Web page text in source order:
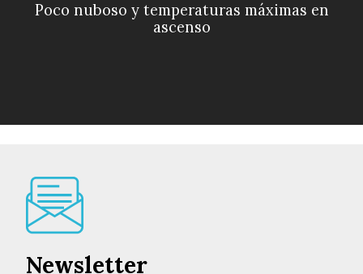
Poco nuboso y temperaturas máximas en
ascenso
Newsletter